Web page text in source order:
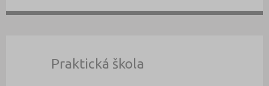
Praktická škola